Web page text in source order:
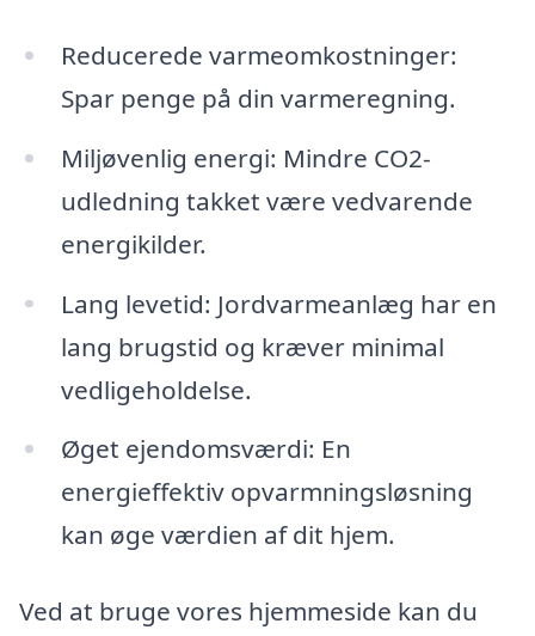
Reducerede varmeomkostninger:
Spar penge på din varmeregning.
Miljøvenlig energi: Mindre CO2-
udledning takket være vedvarende
energikilder.
Lang levetid: Jordvarmeanlæg har en
lang brugstid og kræver minimal
vedligeholdelse.
Øget ejendomsværdi: En
energieffektiv opvarmningsløsning
kan øge værdien af dit hjem.
Ved at bruge vores hjemmeside kan du